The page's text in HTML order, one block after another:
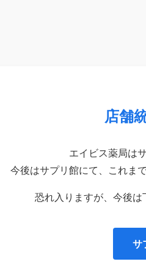
店舗
エイビス薬局は
今後はサプリ館にて、これま
恐れ入りますが、今後
サ